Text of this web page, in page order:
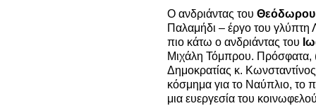
Ο ανδριάντας του
Παλαμήδι – έργο του γλύπτη
πιο κάτω ο ανδριάντας του
Μιχάλη Τόμπρου. Πρόσφατα,
Δημοκρατίας κ.
κόσμημα για το Ναύπλιο, το
μια ευεργεσία του